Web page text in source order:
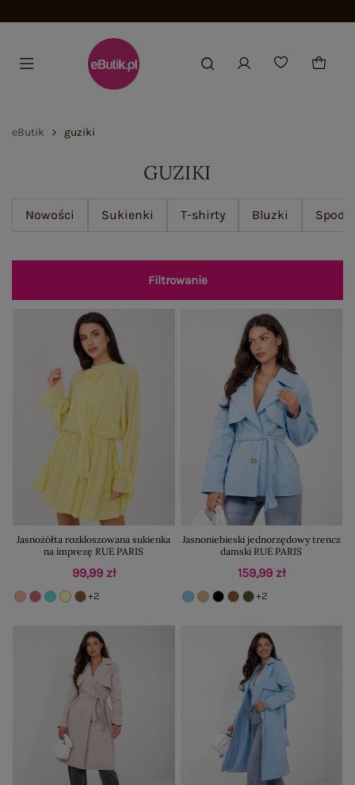
eButik guziki
GUZIKI
Nowości Sukienki T-shirty Bluzki
Filtrowanie
Jasnożółta rozkloszowana sukienka
na imprezę RUE PARIS
99,99 zł
+2
Jasnoniebieski jednorzędowy trencz
damski RUE PARIS
159,99 zł
+2